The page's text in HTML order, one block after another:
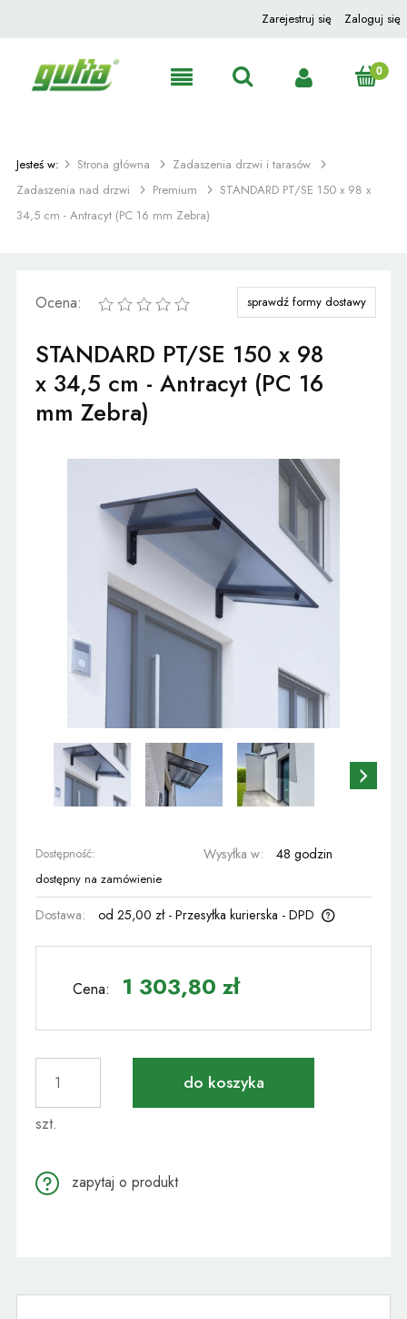
Zarejestruj się Zaloguj się
Jesteś w: Strona główna
Zadaszenia drzwi i tarasów
Zadaszenia nad drzwi
Premium
STANDARD PT/SE 150 x 98 x
34,5 cm - Antracyt (PC 16 mm Zebra)
STANDARD PT/SE 150 x 98
x 34,5 cm - Antracyt (PC 16
mm Zebra)
Dostępność:
dostępny na zamówienie
Wysyłka w: 48 godzin
Dostawa: od 25,00 zł - Przesyłka kurierska - DPD
sprawdź formy dostawy
Cena: 1 303,80 zł
szt.
do koszyka
Ocena:
zapytaj o produkt